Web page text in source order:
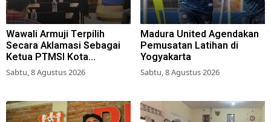
Wawali Armuji Terpilih
Secara Aklamasi Sebagai
Ketua PTMSI Kota
Surabaya
Sabtu, 8 Agustus 2026
Madura United Agendakan
Pemusatan Latihan di
Yogyakarta
Sabtu, 8 Agustus 2026